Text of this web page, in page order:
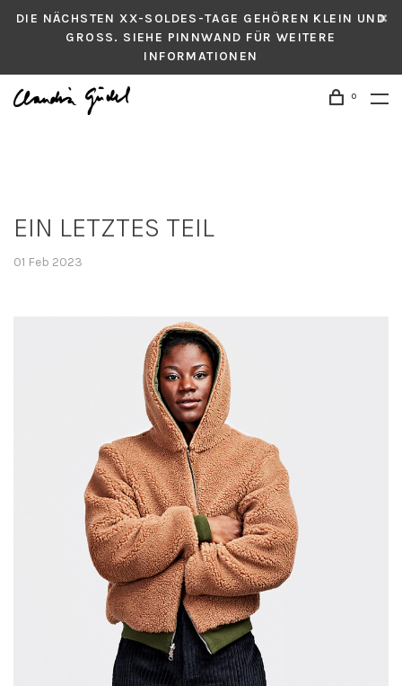
DIE NÄCHSTEN XX-SOLDES-TAGE GEHÖREN KLEIN UND
GROSS. SIEHE PINNWAND FÜR WEITERE
INFORMATIONEN
0
EIN LETZTES TEIL
01 Feb 2023